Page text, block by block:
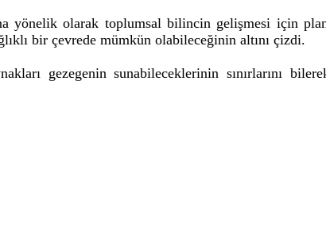
yönelik olarak toplumsal bilincin gelişmesi için
bir çevrede mümkün olabileceğinin altını çizdi.
gezegenin sunabileceklerinin sınırlarını